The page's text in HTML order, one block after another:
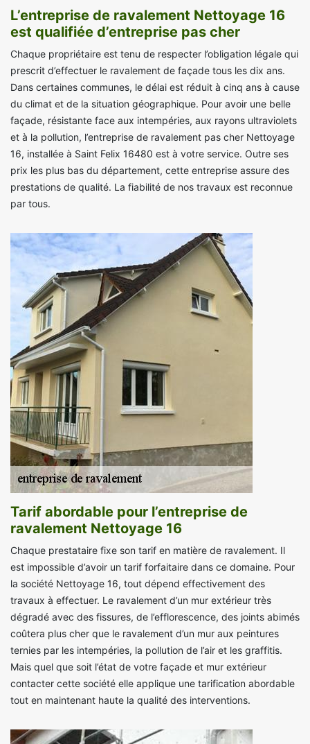
L’entreprise de ravalement Nettoyage 16
est qualifiée d’entreprise pas cher
Chaque propriétaire est tenu de respecter l’obligation légale qui
prescrit d’effectuer le ravalement de façade tous les dix ans.
Dans certaines communes, le délai est réduit à cinq ans à cause
du climat et de la situation géographique. Pour avoir une belle
façade, résistante face aux intempéries, aux rayons ultraviolets
et à la pollution, l’entreprise de ravalement pas cher Nettoyage
16, installée à Saint Felix 16480 est à votre service. Outre ses
prix les plus bas du département, cette entreprise assure des
prestations de qualité. La fiabilité de nos travaux est reconnue
par tous.
Tarif abordable pour l’entreprise de
ravalement Nettoyage 16
Chaque prestataire fixe son tarif en matière de ravalement. Il
est impossible d’avoir un tarif forfaitaire dans ce domaine. Pour
la société Nettoyage 16, tout dépend effectivement des
travaux à effectuer. Le ravalement d’un mur extérieur très
dégradé avec des fissures, de l’efflorescence, des joints abimés
coûtera plus cher que le ravalement d’un mur aux peintures
ternies par les intempéries, la pollution de l’air et les graffitis.
Mais quel que soit l’état de votre façade et mur extérieur
contacter cette société elle applique une tarification abordable
tout en maintenant haute la qualité des interventions.